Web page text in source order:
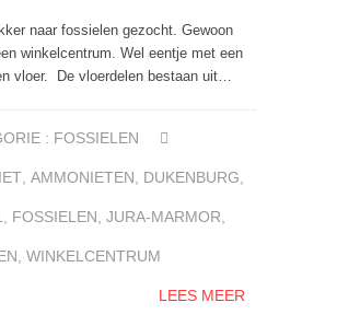
naar fossielen gezocht. Gewoon
winkelcentrum. Wel eentje met een
vloer. De vloerdelen bestaan uit…
: FOSSIELEN
AMMONIETEN DUKENBURG
FOSSIELEN JURA-MARMOR
WINKELCENTRUM
LEES MEER